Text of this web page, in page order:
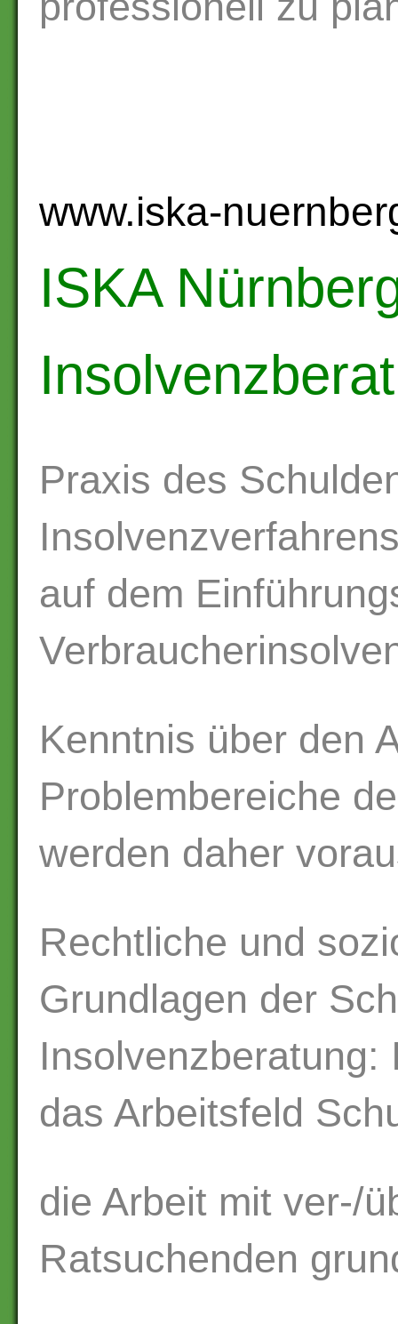
www.iska-
ISKA
Praxis des
auf dem
Kenntnis über den
Problembereiche
werden daher
Rechtliche und
Grundlagen der
Insolvenzberatung:
das Arbeitsfeld
die Arbeit mit ver-/
Ratsuchenden